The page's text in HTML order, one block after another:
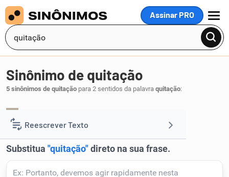
Assinar PRO
MENU
Reescrever Texto
Resumir Texto
Sinônimo de quitação
5 sinônimos de quitação para 2 sentidos da palavra quitação: